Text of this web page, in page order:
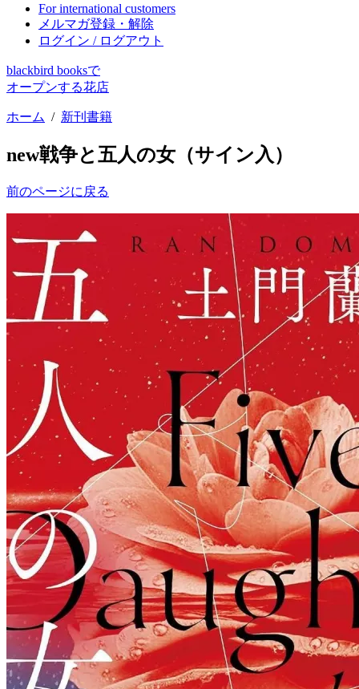
For international customers
メルマガ登録・解除
ログイン / ログアウト
blackbird booksで
オープンする花店
ホーム / 新刊書籍
new戦争と五人の女（サイン入）
前のページに戻る